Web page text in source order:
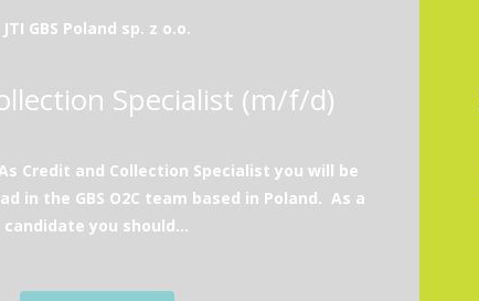
JTI GBS Poland sp. z o.o.
Specialist (m/f/d)
Credit and Collection Specialist you will be
in the GBS O2C team based in Poland. As a
candidate you should...